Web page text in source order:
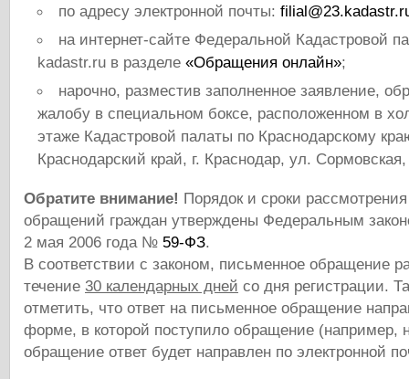
по адресу электронной почты:
на интернет-сайте Федеральной Кадастровой
kadastr.ru в разделе «Обращения онлайн»;
нарочно, разместив заполненное заявление,
жалобу в специальном боксе, расположенном в
этаже Кадастровой палаты по Краснодарскому
Краснодарский край, г. Краснодар, ул.
Обратите внимание! Порядок и сроки
обращений граждан утверждены Федеральным
2 мая 2006 года № 59-ФЗ.
В соответствии с законом, письменное обращение
течение 30 календарных дней со дня регистрации.
отметить, что ответ на письменное обращение
форме, в которой поступило обращение (например,
обращение ответ будет направлен по электронной